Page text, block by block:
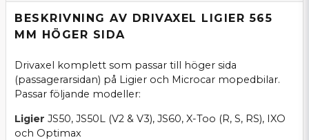
BESKRIVNING AV DRIVAXEL LIGIER 565
MM HÖGER SIDA
Drivaxel komplett som passar till höger sida
(passagerarsidan) på Ligier och Microcar mopedbilar.
Passar följande modeller:
Ligier JS50, JS50L (V2 & V3), JS60, X-Too (R, S, RS), IXO
och Optimax